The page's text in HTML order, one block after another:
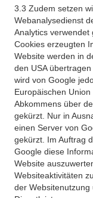
3.3 Zudem setzen
Webanalysedienst
Analytics verwendet
Cookies erzeugten
Website werden in
den USA
wird von Google
Europäischen
Abkommens über
gekürzt. Nur in
einen Server von
gekürzt. Im Auftrag
Google diese
Website
Websiteaktivitäten
der